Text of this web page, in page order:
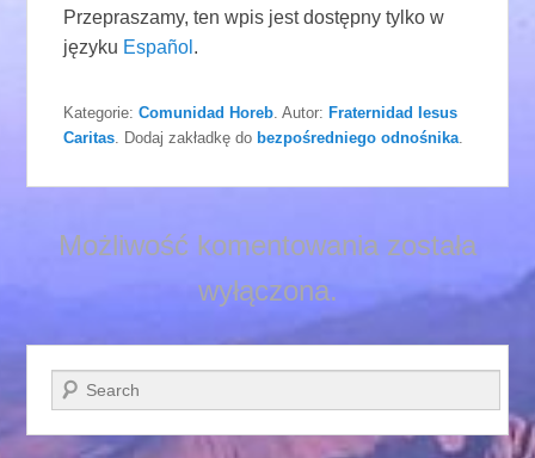
Przepraszamy, ten wpis jest dostępny tylko w
języku Español .
Kategorie:Comunidad Horeb . Autor:Fraternidad Iesus
Caritas . Dodaj zakładkę do bezpośredniego odnośnika
Możliwość komentowania została
wyłączona.
Szukaj